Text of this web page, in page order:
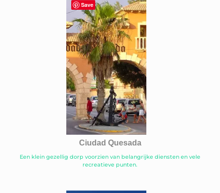
Ciudad Quesada
Een klein gezellig dorp voorzien van belangrijke diensten en vele
recreatieve punten.
Save